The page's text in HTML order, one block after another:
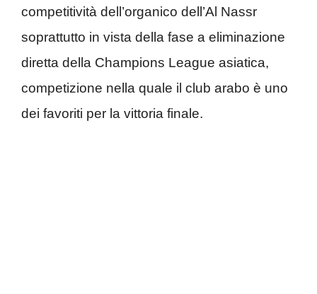
competitività dell’organico dell’Al Nassr
soprattutto in vista della fase a eliminazione
diretta della Champions League asiatica,
competizione nella quale il club arabo è uno
dei favoriti per la vittoria finale.